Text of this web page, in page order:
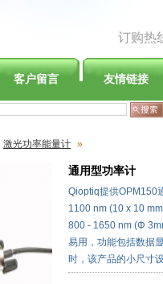
订购热
客户留言 友情链接
激光功率能量计 »
通用型功率计
Qioptiq提供OPM150
1100 nm (10 x 10
800 - 1650 nm (Φ
易用，功能包括数据
时，该产品的小尺寸